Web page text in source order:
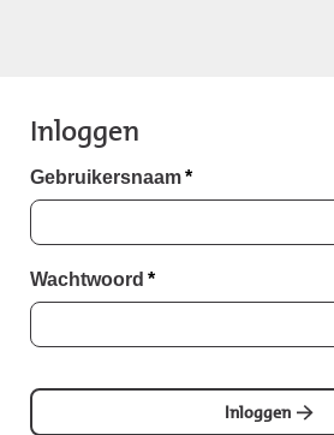
Inloggen
Gebruikersnaam*
Wachtwoord *
Inloggen